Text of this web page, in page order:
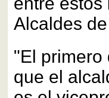
Alcaldes
"El primero
que el